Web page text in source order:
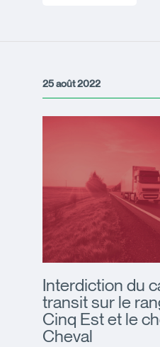
25 août 2022
Interdiction du
transit sur le
Cinq Est et le
Cheval